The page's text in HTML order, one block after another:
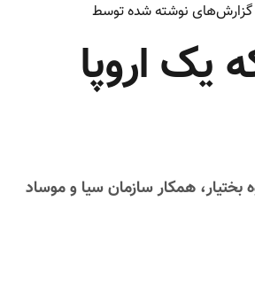
گزارش‌های نوشته شده توسط
یک اروپا